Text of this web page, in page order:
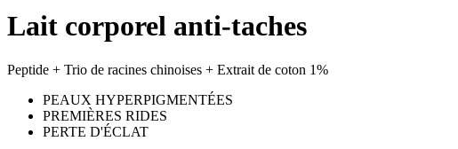
Lait corporel anti-taches
Peptide + Trio de racines chinoises + Extrait de coton 1%
PEAUX HYPERPIGMENTÉES
PREMIÈRES RIDES
PERTE D'ÉCLAT